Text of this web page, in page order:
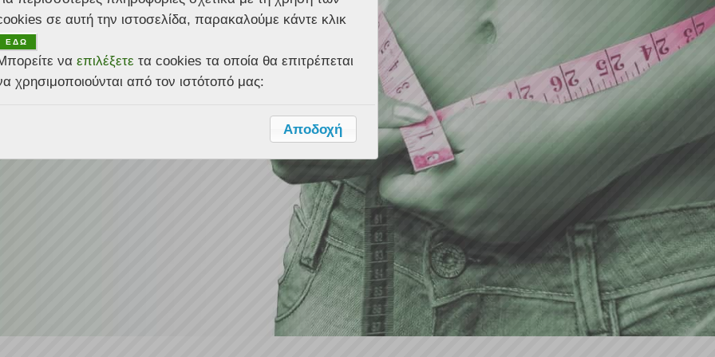
σας ανάγκη.
υπηρεσίες ώστε να σας βοηθήσει να
σας ανάγκη.
σε αυτή την ιστοσελίδα, παρακαλούμε κάντε κλικ
ΕΔΩ
να επιλέξετε τα cookies τα οποία θα επιτρέπεται
χρησιμοποιούνται από τον ιστότοπό μας:
Αποδοχή